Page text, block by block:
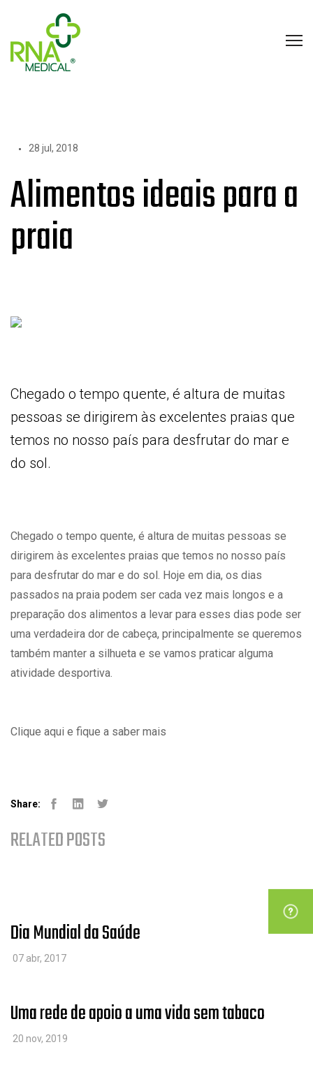
28 jul, 2018
Alimentos ideais para a
praia
Chegado o tempo quente, é altura de muitas
pessoas se dirigirem às excelentes praias que
temos no nosso país para desfrutar do mar e
do sol.
Chegado o tempo quente, é altura de muitas pessoas se
dirigirem às excelentes praias que temos no nosso país
para desfrutar do mar e do sol. Hoje em dia, os dias
passados na praia podem ser cada vez mais longos e a
preparação dos alimentos a levar para esses dias pode ser
uma verdadeira dor de cabeça, principalmente se queremos
também manter a silhueta e se vamos praticar alguma
atividade desportiva.
Clique aqui e fique a saber mais
Share:
RELATED POSTS
Dia Mundial da Saúde
07 abr, 2017
Uma rede de apoio a uma vida sem tabaco
20 nov, 2019